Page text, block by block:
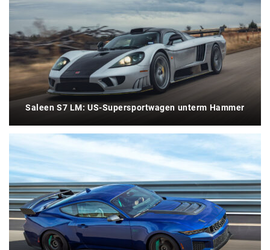
Saleen S7 LM: US-Supersportwagen unterm Hammer